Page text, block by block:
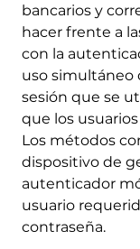
bancarios y
hacer frente a
con la
uso simultáneo
sesión que se
que los
Los métodos
dispositivo de
autenticador
usuario
contraseña.